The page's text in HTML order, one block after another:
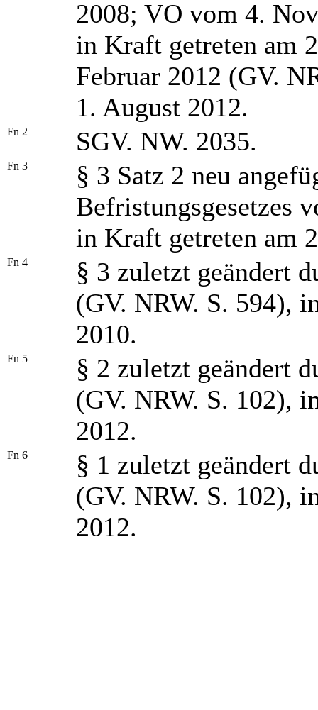
2008; VO vom 4.
in Kraft getreten am
Februar 2012 (GV.
1. August 2012.
Fn 2 SGV. NW. 2035.
Fn 3
§ 3 Satz 2 neu
Befristungsgesetzes
in Kraft getreten am
Fn 4
§ 3 zuletzt geändert
(GV. NRW. S. 594),
2010.
Fn 5
§ 2 zuletzt geändert
(GV. NRW. S. 102),
2012.
Fn 6
§ 1 zuletzt geändert
(GV. NRW. S. 102),
2012.